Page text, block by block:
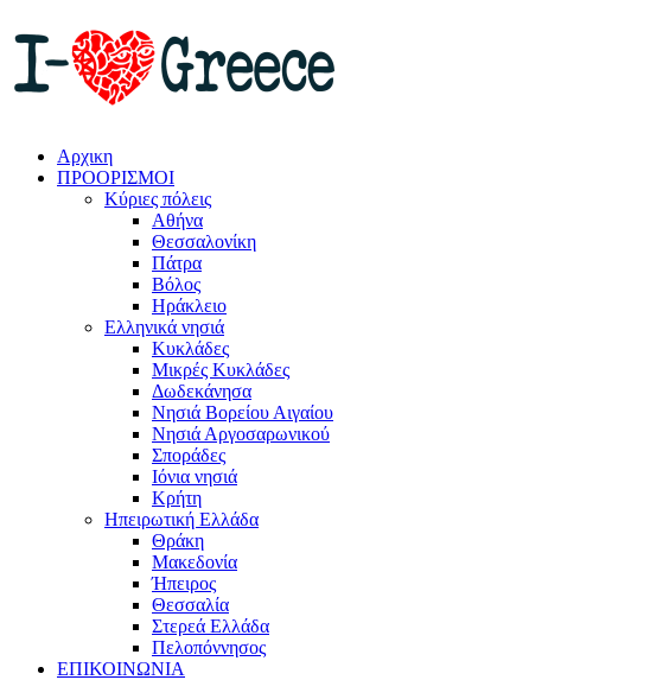
Αρχικη
ΠΡΟΟΡΙΣΜΟΙ
Κύριες πόλεις
Αθήνα
Θεσσαλονίκη
Πάτρα
Βόλος
Ηράκλειο
Ελληνικά νησιά
Κυκλάδες
Μικρές Κυκλάδες
Δωδεκάνησα
Νησιά Βορείου Αιγαίου
Νησιά Αργοσαρωνικού
Σποράδες
Ιόνια νησιά
Κρήτη
Ηπειρωτική Ελλάδα
Θράκη
Μακεδονία
Ήπειρος
Θεσσαλία
Στερεά Ελλάδα
Πελοπόννησος
ΕΠΙΚΟΙΝΩΝΙΑ